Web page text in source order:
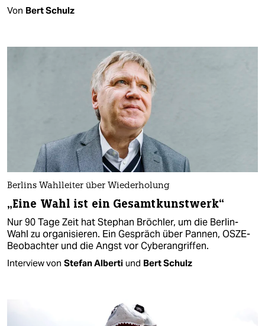
Von Bert Schulz
Berlins Wahlleiter über Wiederholung
„Eine Wahl ist ein Gesamtkunstwerk“
Nur 90 Tage Zeit hat Stephan Bröchler, um die Berlin-
Wahl zu organisieren. Ein Gespräch über Pannen, OSZE-
Beobachter und die Angst vor Cyberangriffen.
Interview von Stefan Alberti und Bert Schulz